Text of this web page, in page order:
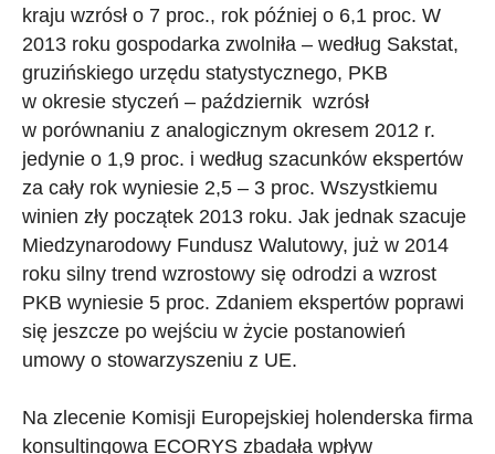
kraju wzrósł o 7 proc., rok później o 6,1 proc. W
2013 roku gospodarka zwolniła – według Sakstat,
gruzińskiego urzędu statystycznego, PKB
w okresie styczeń – październik wzrósł
w porównaniu z analogicznym okresem 2012 r.
jedynie o 1,9 proc. i według szacunków ekspertów
za cały rok wyniesie 2,5 – 3 proc. Wszystkiemu
winien zły początek 2013 roku. Jak jednak szacuje
Miedzynarodowy Fundusz Walutowy, już w 2014
roku silny trend wzrostowy się odrodzi a wzrost
PKB wyniesie 5 proc. Zdaniem ekspertów poprawi
się jeszcze po wejściu w życie postanowień
umowy o stowarzyszeniu z UE.
Na zlecenie Komisji Europejskiej holenderska firma
konsultingowa ECORYS zbadała wpływ